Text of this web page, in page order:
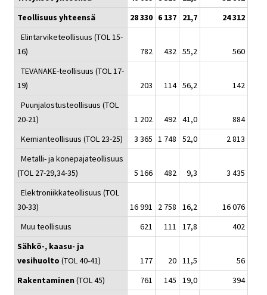
Teollisuus yhteensä
28 330 6 137 21,7
24 312
Elintarviketeollisuus (TOL 15-
16)
782 432 55,2
560
TEVANAKE-teollisuus (TOL 17-
19)
203 114 56,2
142
Puunjalostusteollisuus (TOL
20-21)
1 202 492 41,0
884
Kemianteollisuus (TOL 23-25)
3 365 1 748 52,0
2 813
Metalli- ja konepajateollisuus
(TOL 27-29,34-35)
5 166 482 9,3
3 435
Elektroniikkateollisuus (TOL
30-33)
16 991 2 758 16,2
16 076
Muu teollisuus
621 111 17,8
402
Sähkö-, kaasu- ja
vesihuolto (TOL 40-41) 177 20 11,5
56
Rakentaminen (TOL 45) 761 145 19,0
394